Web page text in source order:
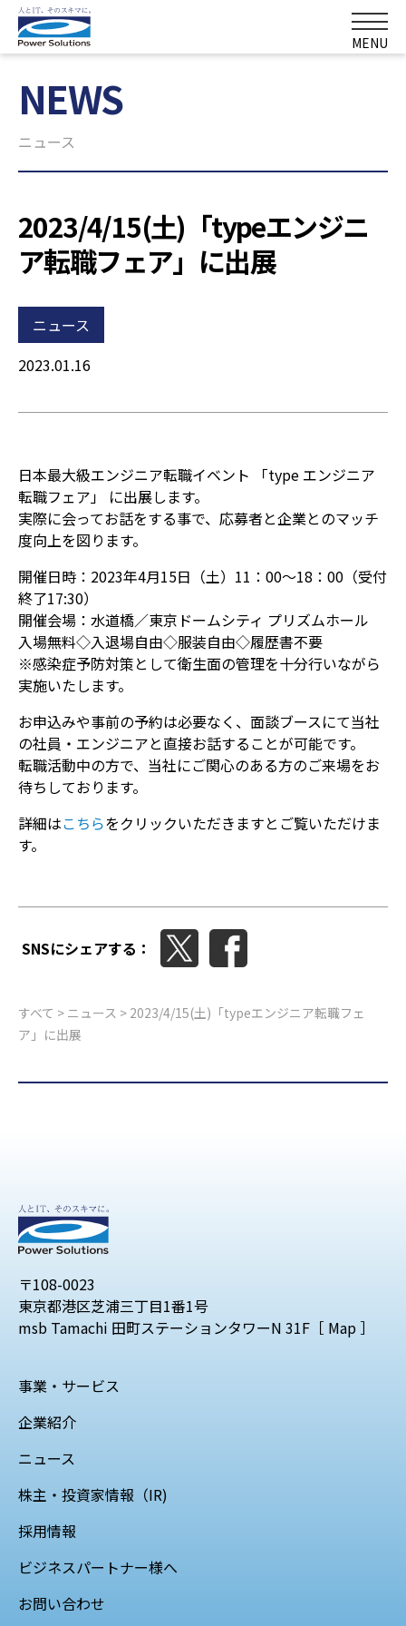
MENU
NEWS
ニュース
2023/4/15(土)「typeエンジニ
ア転職フェア」に出展
ニュース
2023.01.16
日本最大級エンジニア転職イベント 「type エンジニア
転職フェア」 に出展します。
実際に会ってお話をする事で、応募者と企業とのマッチ
度向上を図ります。
開催日時：2023年4月15日（土）11：00～18：00（受付
終了17:30）
開催会場：水道橋／東京ドームシティ プリズムホール
入場無料◇入退場自由◇服装自由◇履歴書不要
※感染症予防対策として衛生面の管理を十分行いながら
実施いたします。
お申込みや事前の予約は必要なく、面談ブースにて当社
の社員・エンジニアと直接お話することが可能です。
転職活動中の方で、当社にご関心のある方のご来場をお
待ちしております。
詳細はこちらをクリックいただきますとご覧いただけま
す。
SNSにシェアする：
すべて > ニュース > 2023/4/15(土)「typeエンジニア転職フェ
ア」に出展
〒108-0023
東京都港区芝浦三丁目1番1号
msb Tamachi 田町ステーションタワーN 31F［ Map ］
事業・サービス
企業紹介
ニュース
株主・投資家情報（IR)
採用情報
ビジネスパートナー様へ
お問い合わせ